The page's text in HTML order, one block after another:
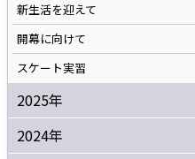
新生活を迎えて
開幕に向けて
スケート実習
2025年
2024年